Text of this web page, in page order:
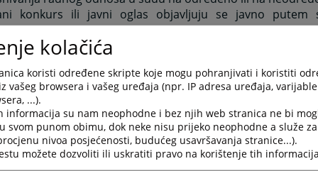
konkurs ili javni oglas objavljuju se javno putem
za zasnivanje radnog odnosa za zaposlenike državne
Zakonom održavnoj službi u Federaciji Bosne I
za zasnivanje radnog odnosa za zaposlenike
Zakonom o namještenicima
za kandidata su:
da je državljanin Bosne i Hercegovine,
kolačića
koristi određene skripte koje mogu pohranjivati i koristiti
vašeg browsera i vašeg uređaja (npr. IP adresa uređaja,
...).
informacija su nam neophodne i bez njih web stranica ne bi
svom punom obimu, dok neke nisu prijeko neophodne a služe
nivoa posjećenosti, budućeg usavršavanja stranice...).
možete dozvoliti ili uskratiti pravo na korištenje tih